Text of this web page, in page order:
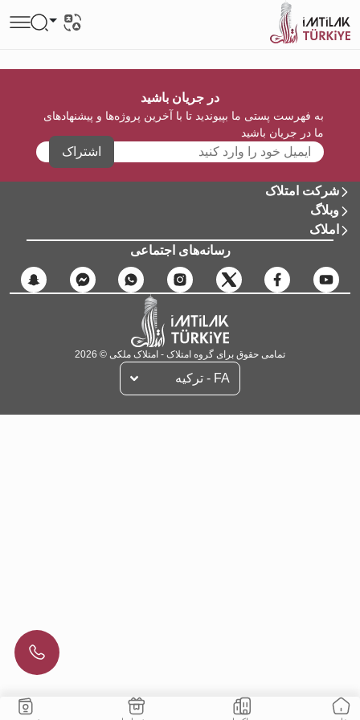
در جریان باشید
به فهرست پستی ما بپیوندید تا با آخرین پروژه‌ها و پیشنهادهای
ما در جریان باشید
اشتراک
شرکت امتلاک
وبلاگ
املاک
رسانه‌های اجتماعی
تمامی حقوق برای گروه امتلاک - امتلاک ملکی © 2026
FA - تركيه